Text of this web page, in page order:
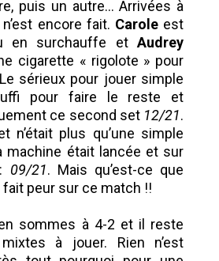
puis un autre… Arrivées à
encore fait. Carole est
en surchauffe etAudrey
cigarette « rigolote » pour
sérieux pour jouer simple
pour faire le reste et
ce second set 12/21.
n’était plus qu’une simple
machine était lancée et sur
09/21. Mais qu’est-ce que
peur sur ce match !!
sommes à 4-2 et il reste
à jouer. Rien n’est